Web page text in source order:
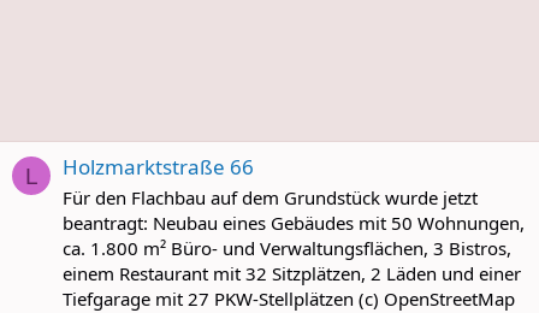
L Holzmarktstraße 66
Für den Flachbau auf dem Grundstück wurde jetzt
beantragt: Neubau eines Gebäudes mit 50 Wohnungen,
ca. 1.800 m² Büro- und Verwaltungsflächen, 3 Bistros,
einem Restaurant mit 32 Sitzplätzen, 2 Läden und einer
Tiefgarage mit 27 PKW-Stellplätzen (c) OpenStreetMap